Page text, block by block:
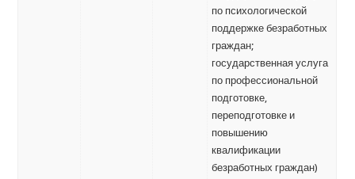
по психологической
поддержке безработных
граждан;
государственная услуга
по профессиональной
подготовке,
переподготовке и
повышению
квалификации
безработных граждан)